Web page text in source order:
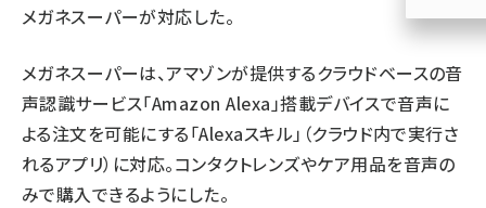
メガネスーパーが対応した。
メガネスーパーは、アマゾンが提供するクラウドベースの音
声認識サービス「Amazon Alexa」搭載デバイスで音声に
よる注文を可能にする「Alexaスキル」（クラウド内で実行さ
れるアプリ）に対応。コンタクトレンズやケア用品を音声の
みで購入できるようにした。
参